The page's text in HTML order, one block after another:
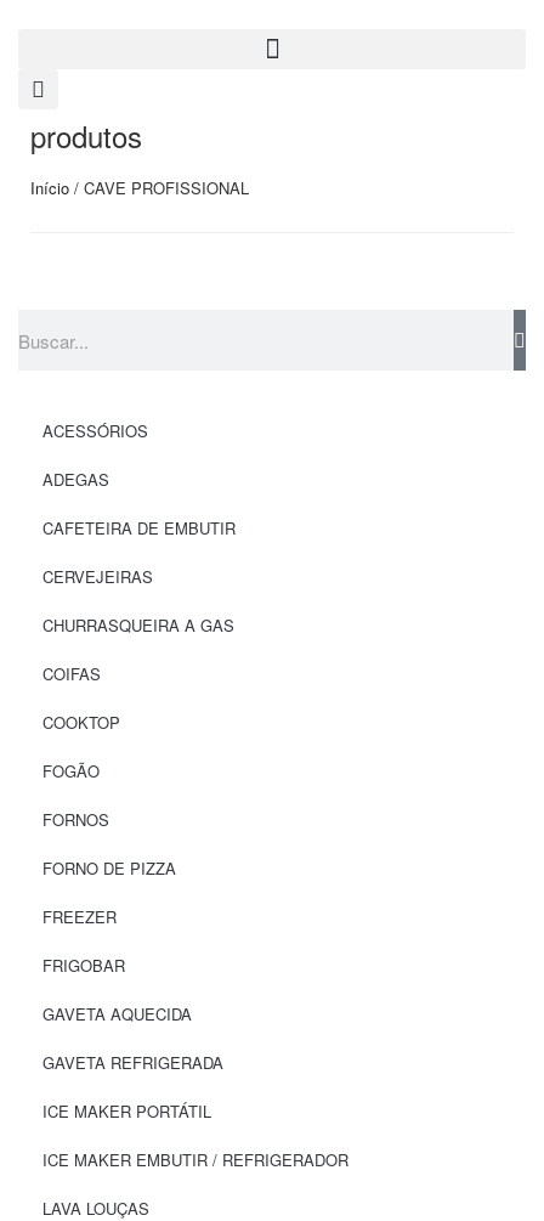
produtos
Início / CAVE PROFISSIONAL
ACESSÓRIOS
ADEGAS
CAFETEIRA DE EMBUTIR
CERVEJEIRAS
CHURRASQUEIRA A GAS
COIFAS
COOKTOP
FOGÃO
FORNOS
FORNO DE PIZZA
FREEZER
FRIGOBAR
GAVETA AQUECIDA
GAVETA REFRIGERADA
ICE MAKER PORTÁTIL
ICE MAKER EMBUTIR / REFRIGERADOR
LAVA LOUÇAS